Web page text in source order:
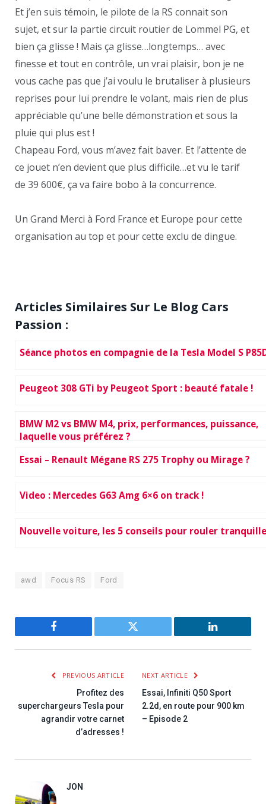
Et j’en suis témoin, le pilote de la RS connait son
sujet, et sur la partie circuit routier de Lommel PG, et
bien ça glisse ! Mais ça glisse…longtemps… avec
finesse et tout en contrôle, un vrai plaisir, bon je ne
vous cache pas que j’ai voulu le brutaliser à plusieurs
reprises pour lui prendre le volant, mais rien de plus
appréciable qu’une belle démonstration et sous la
pluie qui plus est !
Chapeau Ford, vous m’avez fait baver. Et l’attente de
ce jouet n’en devient que plus difficile…et vu le tarif
de 39 600€, ça va faire bobo à la concurrence.
Un Grand Merci à Ford France et Europe pour cette
organisation au top et pour cette exclu de dingue.
Articles Similaires Sur Le Blog Cars
Passion :
Séance photos en compagnie de la Tesla Model S
Peugeot 308 GTi by Peugeot Sport : beauté fatale !
BMW M2 vs BMW M4, prix, performances, puissance,
laquelle vous préférez ?
Essai – Renault Mégane RS 275 Trophy ou Mirage ?
Video : Mercedes G63 Amg 6×6 on track !
Nouvelle voiture, les 5 conseils pour rouler tranquille
awd Focus RS Ford
Facebook Twitter LinkedIn
PREVIOUS ARTICLE
Profitez des
superchargeurs Tesla pour
agrandir votre carnet
d’adresses !
NEXT ARTICLE
Essai, Infiniti Q50 Sport
2.2d, en route pour 900 km
– Episode 2
JON